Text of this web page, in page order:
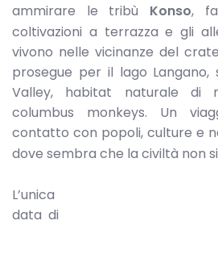
ammirare le tribù Konso,
coltivazioni a terrazza e gli
vivono nelle vicinanze del
prosegue per il lago
Valley, habitat naturale di
columbus monkeys. Un
contatto con popoli, culture e
dove sembra che la civiltà non
L’unica
data di